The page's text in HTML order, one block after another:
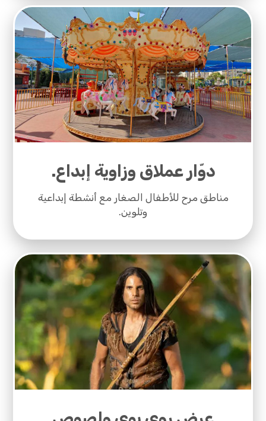
دوّار عملاق وزاوية إبداع.
مناطق مرح للأطفال الصغار مع أنشطة إبداعية
وتلوين.